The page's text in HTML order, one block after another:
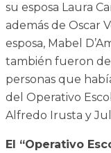
su esposa Laura
además de Oscar
esposa, Mabel
también fueron
personas que
del Operativo
Alfredo Irusta y
El “Operativo